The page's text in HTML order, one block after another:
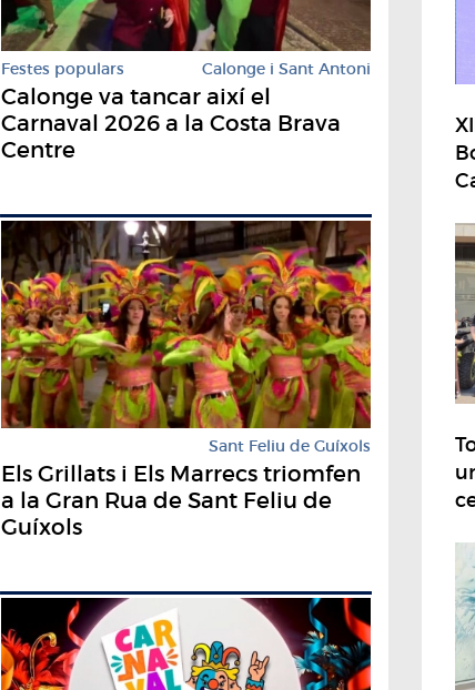
Festes populars Calonge i Sant Antoni
Calonge va tancar així el
Carnaval 2026 a la Costa Brava
Centre
Sant Feliu de Guíxols
Els Grillats i Els Marrecs triomfen
a la Gran Rua de Sant Feliu de
Guíxols